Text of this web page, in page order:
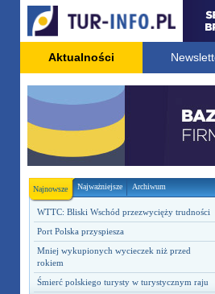
Aktualności
Najnowsze Najważniejsze Archiwum
WTTC: Bliski Wschód przezwycięży trudności
Port Polska przyspiesza
Mniej wykupionych wycieczek niż przed
rokiem
Śmierć polskiego turysty w turystycznym raju